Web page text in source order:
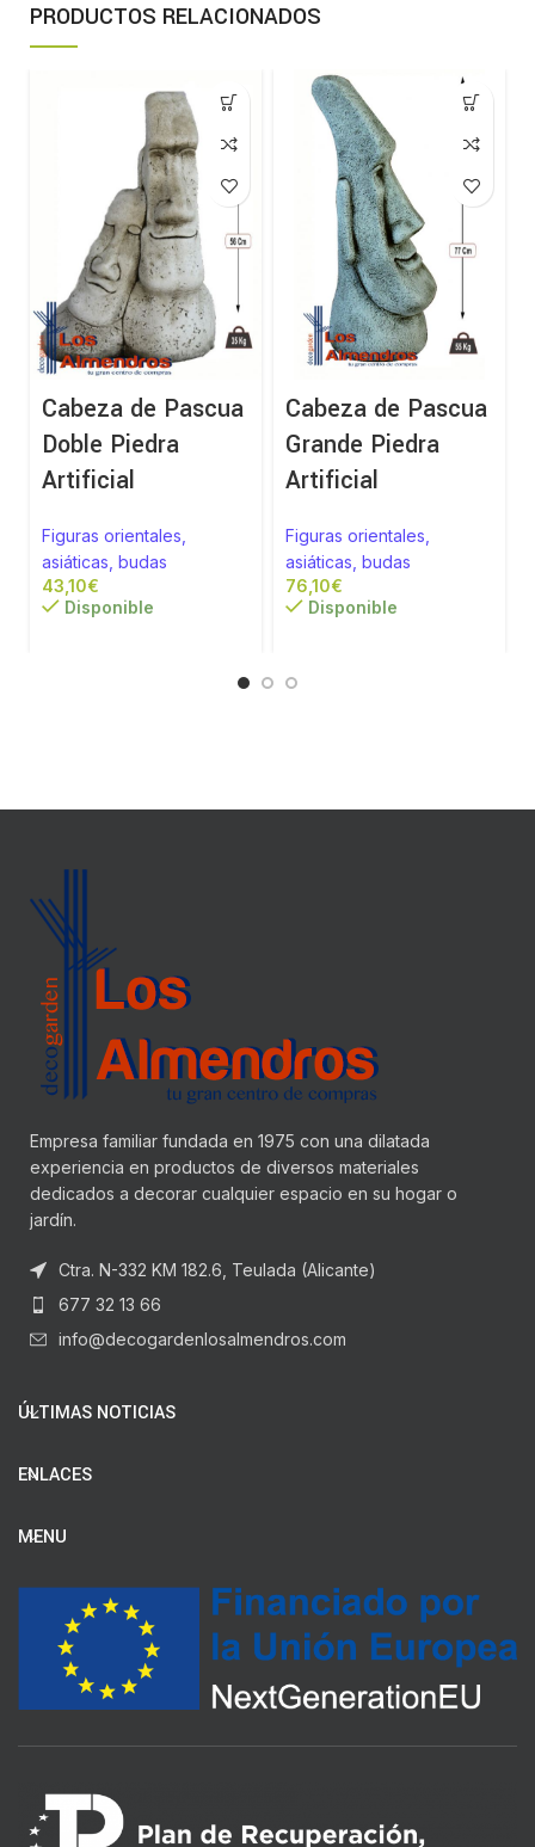
PRODUCTOS RELACIONADOS
Cabeza de Pascua
Doble Piedra
Artificial
Figuras orientales,
asiáticas, budas
€
Disponible
Cabeza de Pascua
Grande Piedra
Artificial
Figuras orientales,
asiáticas, budas
€
Disponible
Empresa familiar fundada en 1975 con una dilatada
experiencia en productos de diversos materiales
dedicados a decorar cualquier espacio en su hogar o
jardín.
Ctra. N-332 KM 182.6, Teulada (Alicante)
677 32 13 66
info@decogardenlosalmendros.com
ÚLTIMAS NOTICIAS
ENLACES
MENU